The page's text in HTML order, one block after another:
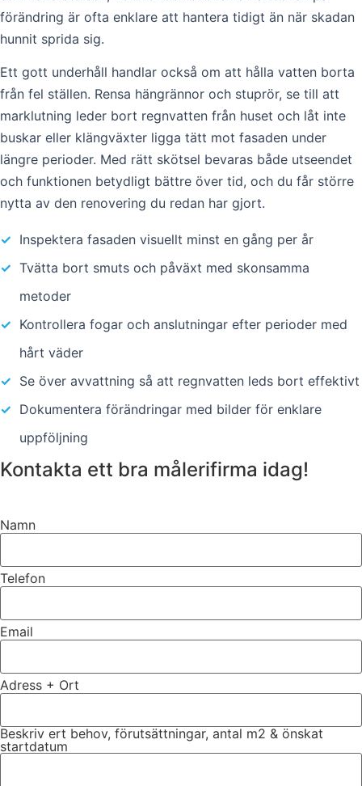
förändring är ofta enklare att hantera tidigt än när skadan
hunnit sprida sig.
Ett gott underhåll handlar också om att hålla vatten borta
från fel ställen. Rensa hängrännor och stuprör, se till att
marklutning leder bort regnvatten från huset och låt inte
buskar eller klängväxter ligga tätt mot fasaden under
längre perioder. Med rätt skötsel bevaras både utseendet
och funktionen betydligt bättre över tid, och du får större
nytta av den renovering du redan har gjort.
✓ Inspektera fasaden visuellt minst en gång per år
✓ Tvätta bort smuts och påväxt med skonsamma
metoder
✓ Kontrollera fogar och anslutningar efter perioder med
hårt väder
✓ Se över avvattning så att regnvatten leds bort effektivt
✓ Dokumentera förändringar med bilder för enklare
uppföljning
Kontakta ett bra målerifirma idag!
Namn
Telefon
Email
Adress + Ort
Beskriv ert behov, förutsättningar, antal m2 & önskat
startdatum